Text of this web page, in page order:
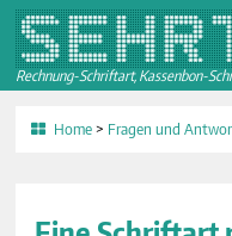
Rechnung-Schriftart, Kassenbon-
Home> Fragen und